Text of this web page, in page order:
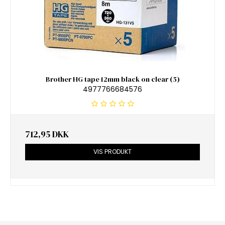
Brother HG tape 12mm black on clear (5)
4977766684576
712,95 DKK
VIS PRODUKT